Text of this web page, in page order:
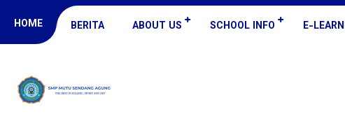
HOME BERITA ABOUT US SCHOOL INFO E-